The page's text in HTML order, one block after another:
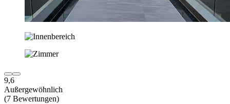
9,6
Außergewöhnlich
(7 Bewertungen)